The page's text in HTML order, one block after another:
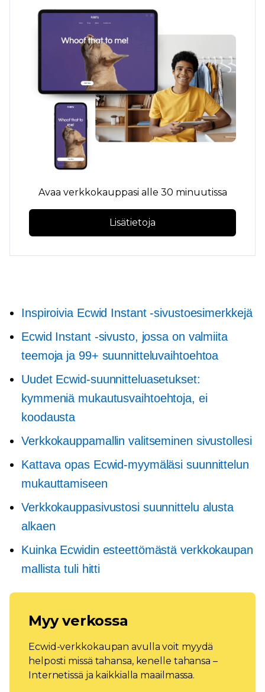
Avaa verkkokauppasi alle 30 minuutissa
Lisätietoja
Inspiroivia Ecwid Instant -sivustoesimerkkejä
Ecwid Instant -sivusto, jossa on valmiita
teemoja ja 99+ suunnitteluvaihtoehtoa
Uudet Ecwid-suunnitteluasetukset:
kymmeniä mukautusvaihtoehtoja, ei
koodausta
Verkkokauppamallin valitseminen sivustollesi
Kattava opas Ecwid-myymäläsi suunnittelun
mukauttamiseen
Verkkokauppasivustosi suunnittelu alusta
alkaen
Kuinka Ecwidin esteettömästä verkkokaupan
mallista tuli hitti
Myy verkossa
Ecwid-verkkokaupan avulla voit myydä
helposti missä tahansa, kenelle tahansa –
Internetissä ja kaikkialla maailmassa.